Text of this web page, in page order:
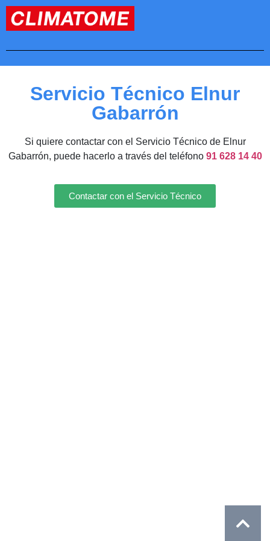
Servicio Técnico Elnur
Gabarrón
Si quiere contactar con el Servicio Técnico de Elnur
Gabarrón, puede hacerlo a través del teléfono 91 628 14 40
Contactar con el Servicio Técnico